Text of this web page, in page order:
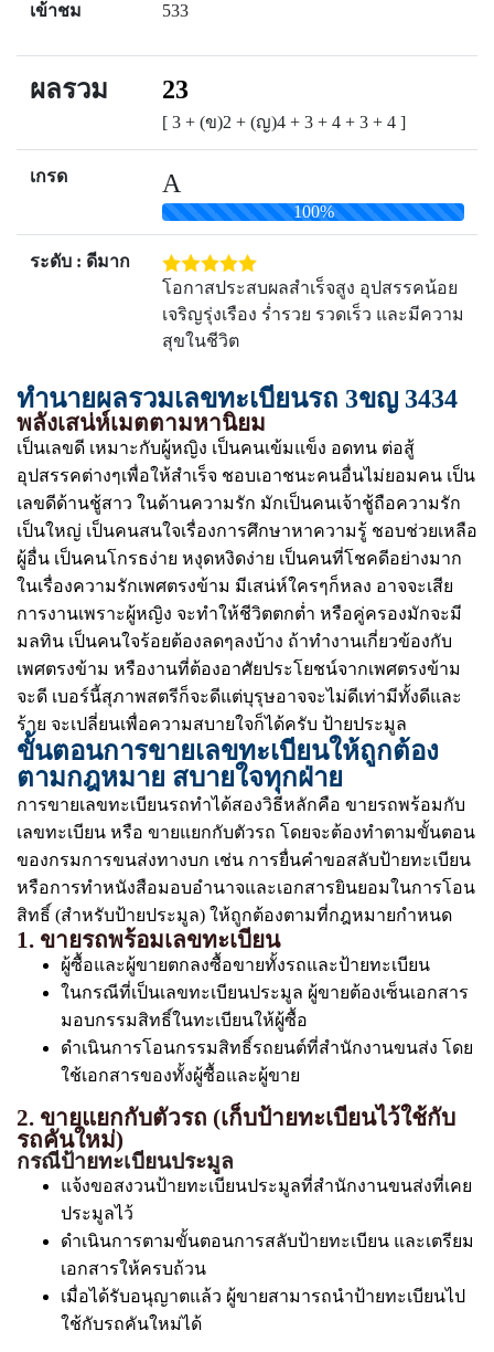
เข้าชม 533
ผลรวม 23
[ 3 + (ข)2 + (ญ)4 + 3 + 4 + 3 + 4 ]
เกรด A
100%
ระดับ : ดีมาก
โอกาสประสบผลสำเร็จสูง อุปสรรคน้อย
เจริญรุ่งเรือง ร่ำรวย รวดเร็ว และมีความ
สุขในชีวิต
ทำนายผลรวมเลขทะเบียนรถ 3ขญ 3434
พลังเสน่ห์เมตตามหานิยม
เป็นเลขดี เหมาะกับผู้หญิง เป็นคนเข้มแข็ง อดทน ต่อสู้
อุปสรรคต่างๆเพื่อให้สำเร็จ ชอบเอาชนะคนอื่นไม่ยอมคน เป็น
เลขดีด้านชู้สาว ในด้านความรัก มักเป็นคนเจ้าชู้ถือความรัก
เป็นใหญ่ เป็นคนสนใจเรื่องการศึกษาหาความรู้ ชอบช่วยเหลือ
ผู้อื่น เป็นคนโกรธง่าย หงุดหงิดง่าย เป็นคนที่โชคดีอย่างมาก
ในเรื่องความรักเพศตรงข้าม มีเสน่ห์ใครๆก็หลง อาจจะเสีย
การงานเพราะผู้หญิง จะทำให้ชีวิตตกต่ำ หรือคู่ครองมักจะมี
มลทิน เป็นคนใจร้อยต้องลดๆลงบ้าง ถ้าทำงานเกี่ยวข้องกับ
เพศตรงข้าม หรืองานที่ต้องอาศัยประโยชน์จากเพศตรงข้าม
จะดี เบอร์นี้สุภาพสตรีก็จะดีแต่บุรุษอาจจะไม่ดีเท่ามีทั้งดีและ
ร้าย จะเปลี่ยนเพื่อความสบายใจก็ได้ครับ ป้ายประมูล
ขั้นตอนการขายเลขทะเบียนให้ถูกต้อง
ตามกฎหมาย สบายใจทุกฝ่าย
การขายเลขทะเบียนรถทำได้สองวิธีหลักคือ ขายรถพร้อมกับ
เลขทะเบียน หรือ ขายแยกกับตัวรถ โดยจะต้องทำตามขั้นตอน
ของกรมการขนส่งทางบก เช่น การยื่นคำขอสลับป้ายทะเบียน
หรือการทำหนังสือมอบอำนาจและเอกสารยินยอมในการโอน
สิทธิ์ (สำหรับป้ายประมูล) ให้ถูกต้องตามที่กฎหมายกำหนด
1. ขายรถพร้อมเลขทะเบียน
ผู้ซื้อและผู้ขายตกลงซื้อขายทั้งรถและป้ายทะเบียน
ในกรณีที่เป็นเลขทะเบียนประมูล ผู้ขายต้องเซ็นเอกสาร
มอบกรรมสิทธิ์ในทะเบียนให้ผู้ซื้อ
ดำเนินการโอนกรรมสิทธิ์รถยนต์ที่สำนักงานขนส่ง โดย
ใช้เอกสารของทั้งผู้ซื้อและผู้ขาย
2. ขายแยกกับตัวรถ (เก็บป้ายทะเบียนไว้ใช้กับ
รถคันใหม่)
กรณีป้ายทะเบียนประมูล
แจ้งขอสงวนป้ายทะเบียนประมูลที่สำนักงานขนส่งที่เคย
ประมูลไว้
ดำเนินการตามขั้นตอนการสลับป้ายทะเบียน และเตรียม
เอกสารให้ครบถ้วน
เมื่อได้รับอนุญาตแล้ว ผู้ขายสามารถนำป้ายทะเบียนไป
ใช้กับรถคันใหม่ได้